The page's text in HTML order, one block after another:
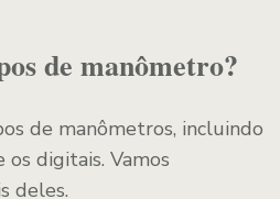
de manômetro?
de manômetros, incluindo
digitais. Vamos
deles.